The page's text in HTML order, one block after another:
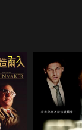
7.2